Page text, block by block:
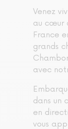
Venez
au cœur
France
grands
avec
dans un
en
vous